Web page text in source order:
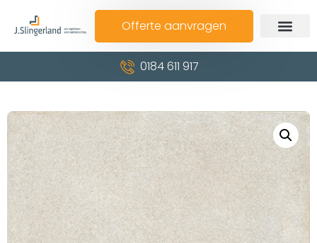
Offerte aanvragen
0184 611 917